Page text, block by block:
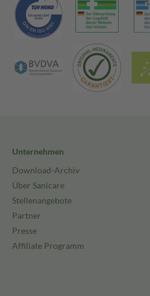
Unternehmen
Download-Archiv
Über Sanicare
Stellenangebote
Partner
Presse
Affiliate Programm